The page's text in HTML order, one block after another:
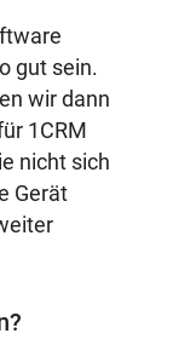
gut sein.
wir dann
1CRM
nicht sich
Gerät